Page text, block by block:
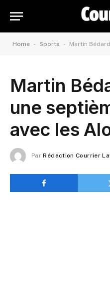
Home - Sports - Martin Bédard
Martin
une
avec les
Par Rédaction Courrier